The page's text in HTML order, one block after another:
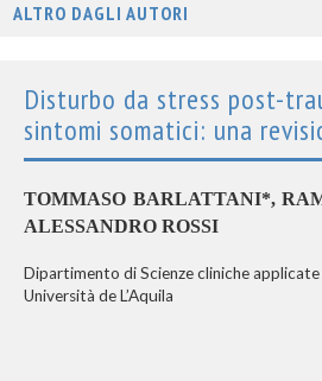
ALTRO DAGLI AUTORI
Disturbo da stress post-
sintomi somatici: una
TOMMASO BARLATTANI*,
ALESSANDRO ROSSI
Dipartimento di Scienze cliniche
Università de L’Aquila